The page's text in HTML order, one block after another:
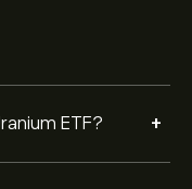
ETF? +